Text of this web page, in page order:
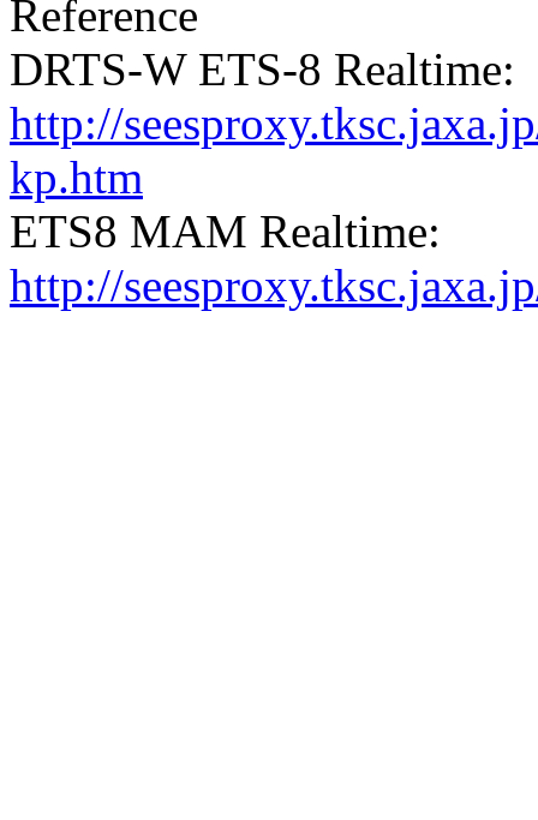
Reference
DRTS-W ETS-8 Realtime:
http://
kp.htm
ETS8 MAM Realtime:
http://